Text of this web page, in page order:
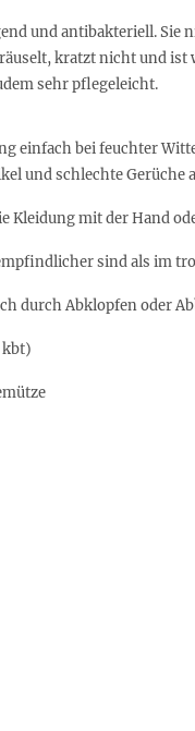
und antibakteriell.
kratzt nicht und ist
sehr pflegeleicht.
einfach bei feuchter
und schlechte Gerüche
Kleidung mit der Hand
sind als im
durch Abklopfen oder
kbt)